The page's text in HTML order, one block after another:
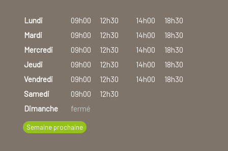
Lundi 09h00 12h30 14h00
18h30
Mardi
09h00 12h30 14h00
18h30
Mercredi
09h00 12h30 14h00
18h30
Jeudi
09h00 12h30 14h00
18h30
Vendredi
09h00 12h30 14h00
18h30
Samedi
09h00
12h30
Dimanche
fermé
Semaine prochaine